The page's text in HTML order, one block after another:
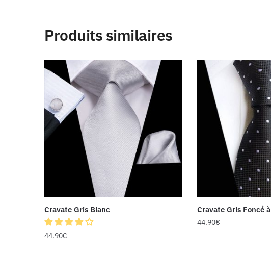
Produits similaires
Cravate Gris Blanc
44.90€
Cravate Gris Foncé
44.90€